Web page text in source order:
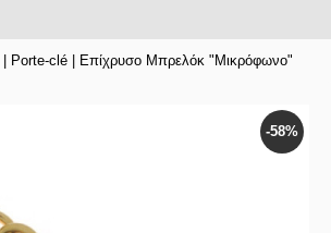
| Porte-clé | Επίχρυσο Μπρελόκ "Μικρόφωνο"
-58%